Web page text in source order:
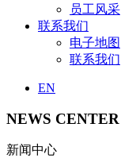
员工风采
联系我们
电子地图
联系我们
EN
NEWS CENTER
新闻中心